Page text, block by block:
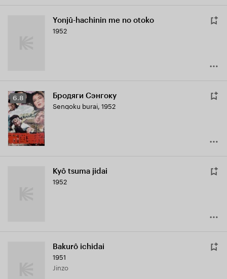
Yonjû-hachinin me no otoko
1952
Рейтинг
Кинопоиска
6.8
6.8 Бродяги Сэнгоку
Sengoku burai, 1952
Kyô tsuma jidai
1952
Bakurô ichidai
1951
Jinzo